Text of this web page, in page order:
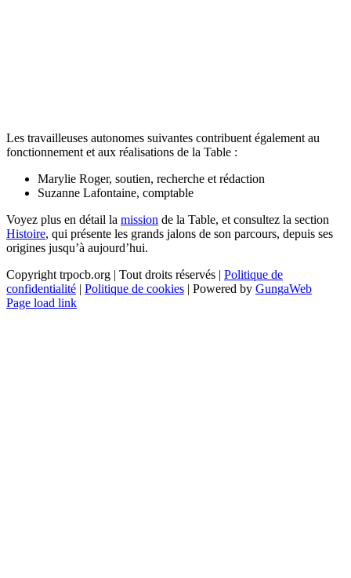
Les travailleuses autonomes suivantes contribuent également au
fonctionnement et aux réalisations de la Table :
Marylie Roger, soutien, recherche et rédaction
Suzanne Lafontaine, comptable
Voyez plus en détail la mission de la Table, et consultez la section
Histoire, qui présente les grands jalons de son parcours, depuis ses
origines jusqu’à aujourd’hui.
Copyright trpocb.org | Tout droits réservés | Politique de
confidentialité | Politique de cookies | Powered by GungaWeb
Page load link